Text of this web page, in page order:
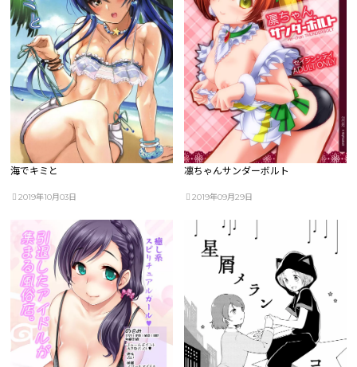
海でキミと
2019年10月03日
凛ちゃんサンダーボルト
2019年09月29日